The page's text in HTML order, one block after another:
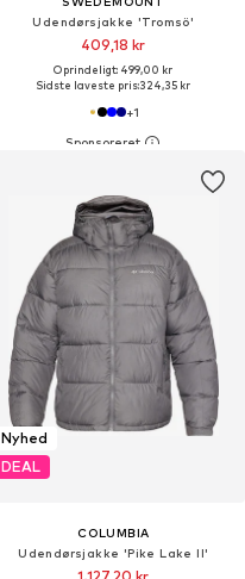
Udendørsjakke 'Tromsö'
409,18 kr
Oprindeligt: 499,00 kr
Sidste laveste pris:324,35 kr
+1
Nyhed
DEAL
COLUMBIA
Udendørsjakke 'Pike Lake II'